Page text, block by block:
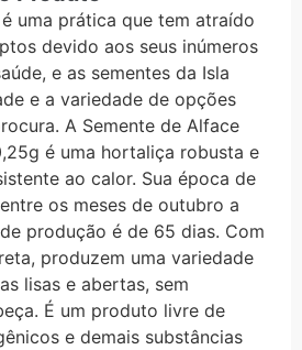
uma prática que tem atraído
devido aos seus inúmeros
e as sementes da Isla
e a variedade de opções
A Semente de Alface
é uma hortaliça robusta e
ao calor. Sua época de
os meses de outubro a
produção é de 65 dias. Com
produzem uma variedade
lisas e abertas, sem
É um produto livre de
e demais substâncias